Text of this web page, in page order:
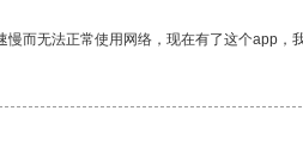
而无法正常使用网络，现在有了这个app，